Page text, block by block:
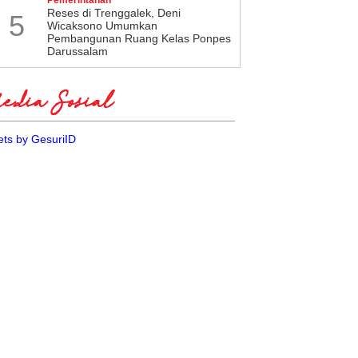
5
​Reses di Trenggalek, Deni
Wicaksono Umumkan
Pembangunan Ruang Kelas Ponpes
Darussalam
Sosial
by GesuriID